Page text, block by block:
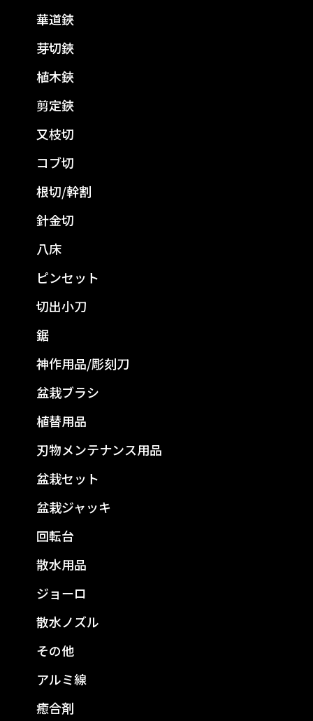
華道鋏
芽切鋏
植木鋏
剪定鋏
又枝切
コブ切
根切/幹割
針金切
八床
ピンセット
切出小刀
鋸
神作用品/彫刻刀
盆栽ブラシ
植替用品
刃物メンテナンス用品
盆栽セット
盆栽ジャッキ
回転台
散水用品
ジョーロ
散水ノズル
その他
アルミ線
癒合剤